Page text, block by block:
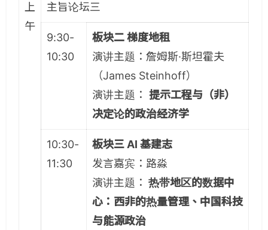
上
午
主旨论坛三
9:30-
10:30
板块二 梯度地租
演讲主题：詹姆斯·斯坦霍夫
（James Steinhoff）
演讲主题： 提示工程与（非）
决定论的政治经济学
10:30-
11:30
板块三 AI 基建志
发言嘉宾：路淼
演讲主题： 热带地区的数据中
心：西非的热量管理、中国科技
与能源政治